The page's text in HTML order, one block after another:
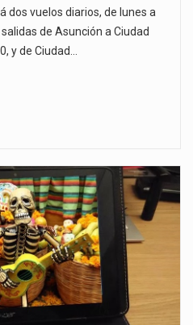
dos vuelos diarios, de lunes a
de Asunción a Ciudad
y de Ciudad…